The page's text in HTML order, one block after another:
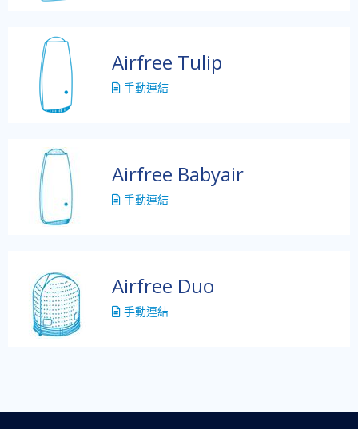
Airfree Tulip
手動連結
Airfree Babyair
手動連結
Airfree Duo
手動連結